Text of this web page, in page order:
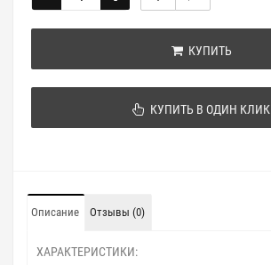
КУПИТЬ
КУПИТЬ В ОДИН КЛИК
Описание Отзывы (0)
ХАРАКТЕРИСТИКИ: